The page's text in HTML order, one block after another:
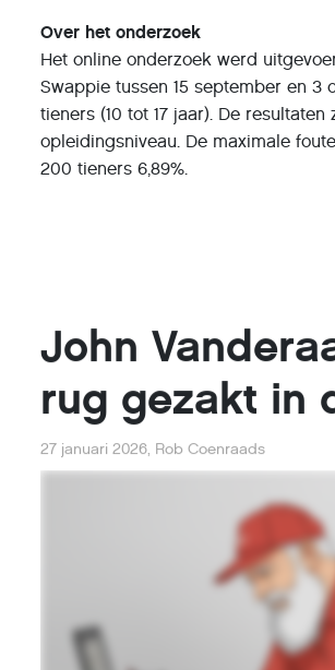
Over het onderzoek
Het online onderzoek werd
Swappie tussen 15 september en 3
tieners (10 tot 17 jaar). De
opleidingsniveau. De maximale
200 tieners 6,89%.
John
rug gezakt in
27 januari 2026, Rob Coenraads